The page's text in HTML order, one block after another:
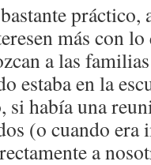
práctico,
más con
a las
estaba en la
si había una
(o cuando era
a